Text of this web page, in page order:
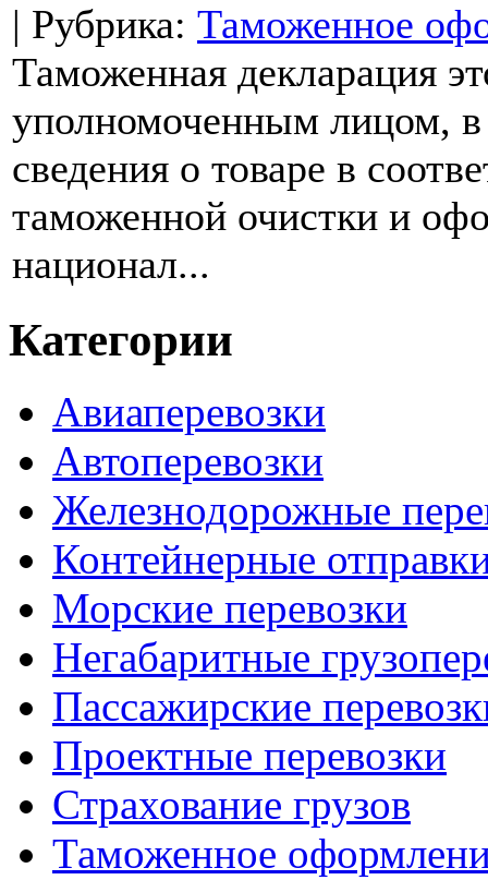
| Рубрика: Таможенное
Таможенная декларация
уполномоченным лицом, в
сведения о товаре в
таможенной очистки и
национал...
Категории
Авиаперевозки
Автоперевозки
Железнодорожные
Контейнерные
Морские перевозки
Негабаритные
Пассажирские
Проектные перевозки
Страхование грузов
Таможенное